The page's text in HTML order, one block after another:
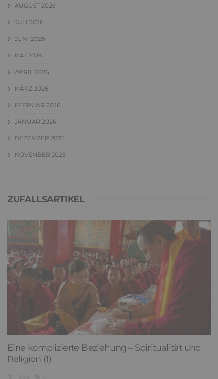
AUGUST 2026
JULI 2026
JUNI 2026
MAI 2026
APRIL 2026
MÄRZ 2026
FEBRUAR 2026
JANUAR 2026
DEZEMBER 2025
NOVEMBER 2025
ZUFALLSARTIKEL
Eine komplizierte Beziehung – Spiritualität und
Religion (1)